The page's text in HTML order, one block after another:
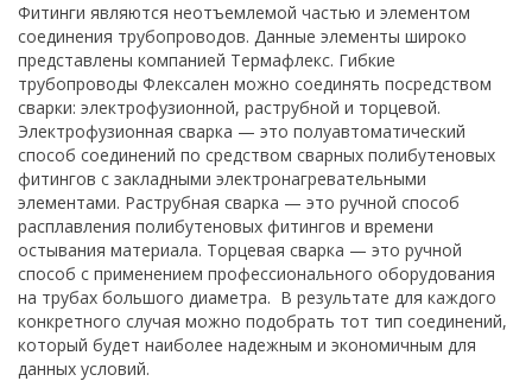
Фитинги являются неотъемлемой частью и элементом
соединения трубопроводов. Данные элементы широко
представлены компанией Термафлекс. Гибкие
трубопроводы Флексален можно соединять посредством
сварки: электрофузионной, раструбной и торцевой.
Электрофузионная сварка — это полуавтоматический
способ соединений по средством сварных полибутеновых
фитингов с закладными электронагревательными
элементами. Раструбная сварка — это ручной способ
расплавления полибутеновых фитингов и времени
остывания материала. Торцевая сварка — это ручной
способ с применением профессионального оборудования
на трубах большого диаметра. В результате для каждого
конкретного случая можно подобрать тот тип соединений,
который будет наиболее надежным и экономичным для
данных условий.